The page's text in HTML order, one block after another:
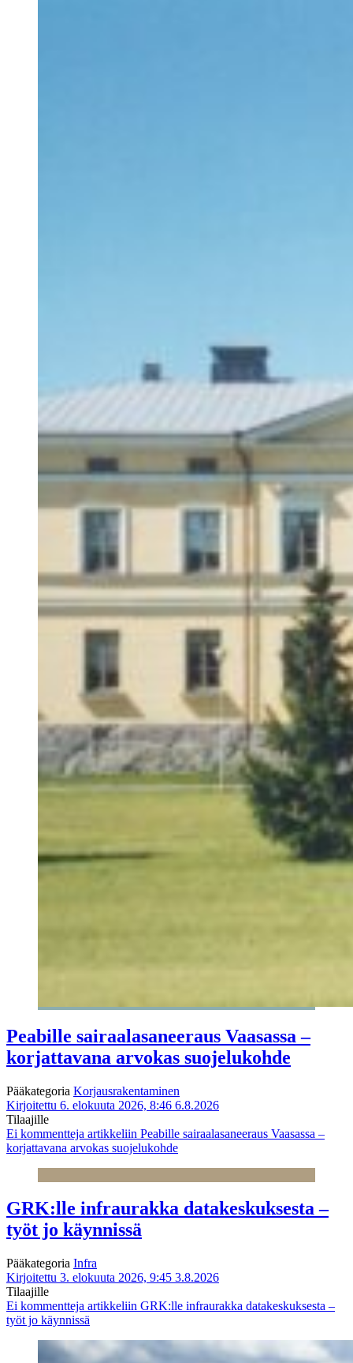
Peabille sairaalasaneeraus Vaasassa –
korjattavana arvokas suojelukohde
Pääkategoria Korjausrakentaminen
Kirjoitettu 6. elokuuta 2026, 8:46 6.8.2026
Tilaajille
Ei kommentteja artikkeliin Peabille sairaalasaneeraus Vaasassa –
korjattavana arvokas suojelukohde
GRK:lle infraurakka datakeskuksesta –
työt jo käynnissä
Pääkategoria Infra
Kirjoitettu 3. elokuuta 2026, 9:45 3.8.2026
Tilaajille
Ei kommentteja artikkeliin GRK:lle infraurakka datakeskuksesta –
työt jo käynnissä